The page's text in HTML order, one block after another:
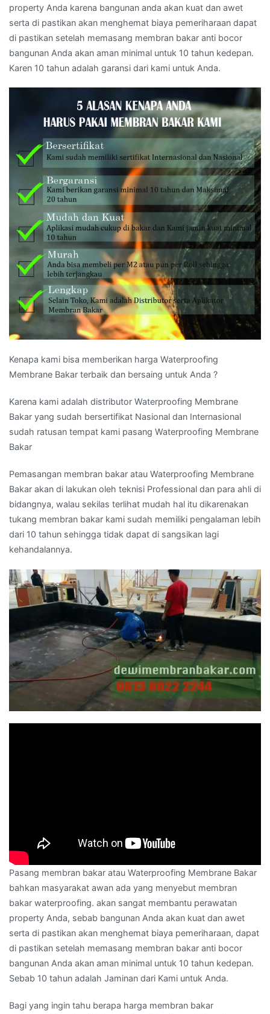
property Anda karena bangunan anda akan kuat dan awet
serta di pastikan akan menghemat biaya pemeriharaan dapat
di pastikan setelah memasang membran bakar anti bocor
bangunan Anda akan aman minimal untuk 10 tahun kedepan.
Karen 10 tahun adalah garansi dari kami untuk Anda.
Kenapa kami bisa memberikan harga Waterproofing
Membrane Bakar terbaik dan bersaing untuk Anda ?
Karena kami adalah distributor Waterproofing Membrane
Bakar yang sudah bersertifikat Nasional dan Internasional
sudah ratusan tempat kami pasang Waterproofing Membrane
Bakar
Pemasangan membran bakar atau Waterproofing Membrane
Bakar akan di lakukan oleh teknisi Professional dan para ahli di
bidangnya, walau sekilas terlihat mudah hal itu dikarenakan
tukang membran bakar kami sudah memiliki pengalaman lebih
dari 10 tahun sehingga tidak dapat di sangsikan lagi
kehandalannya.
Pasang membran bakar atau Waterproofing Membrane Bakar
bahkan masyarakat awan ada yang menyebut membran
bakar waterproofing. akan sangat membantu perawatan
property Anda, sebab bangunan Anda akan kuat dan awet
serta di pastikan akan menghemat biaya pemeriharaan, dapat
di pastikan setelah memasang membran bakar anti bocor
bangunan Anda akan aman minimal untuk 10 tahun kedepan.
Sebab 10 tahun adalah Jaminan dari Kami untuk Anda.
Bagi yang ingin tahu berapa harga membran bakar